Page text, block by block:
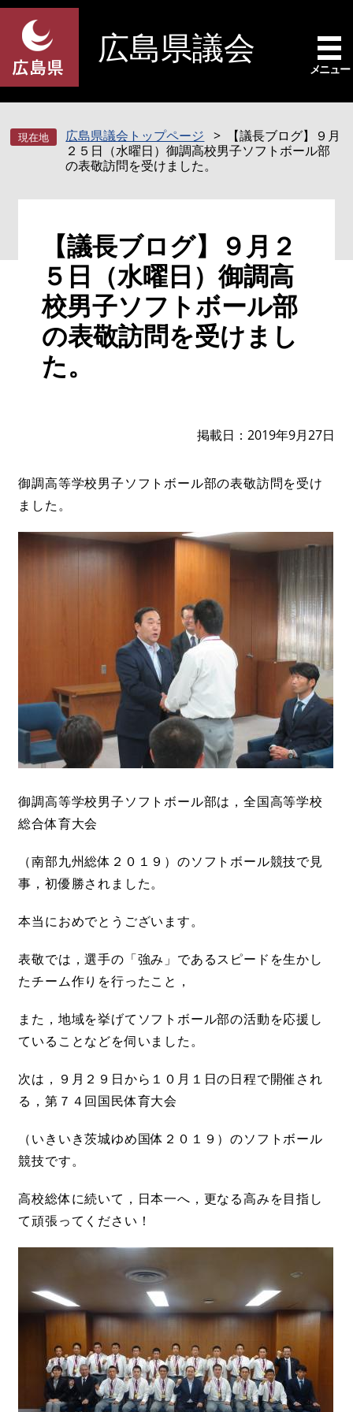
ペ
先
頭
す
メ
を
飛
し
広島県議会
メニュー
広島県議会トップページ
【議長ブログ】９月
２５日（水曜日）御調高校男子ソフトボール部
の表敬訪問を受けました。
【議長ブログ】９月２
５日（水曜日）御調高
校男子ソフトボール部
の表敬訪問を受けまし
た。
掲載日 2019年9月27日
御調高等学校男子ソフトボール部の表敬訪問を受け
ました。
御調高等学校男子ソフトボール部は，全国高等学校
総合体育大会
（南部九州総体２０１９）のソフトボール競技で見
事，初優勝されました。
本当におめでとうございます。
表敬では，選手の「強み」であるスピードを生かし
たチーム作りを行ったこと，
また，地域を挙げてソフトボール部の活動を応援し
ていることなどを伺いました。
次は，９月２９日から１０月１日の日程で開催され
る，第７４回国民体育大会
（いきいき茨城ゆめ国体２０１９）のソフトボール
競技です。
高校総体に続いて，日本一へ，更なる高みを目指し
て頑張ってください！